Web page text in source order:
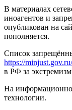
В материалах
иноагентов и
опубликован на
пополняется.
Список
https://
в РФ за
На
технологии.